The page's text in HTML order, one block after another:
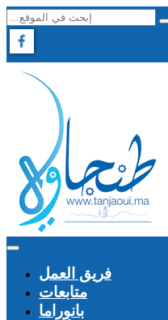
فريق العمل
متابعات
بانوراما